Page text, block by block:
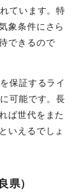
ています。特
象条件にさら
できるので
保証するライ
可能です。長
ば世代をまた
いえるでしょ
県）